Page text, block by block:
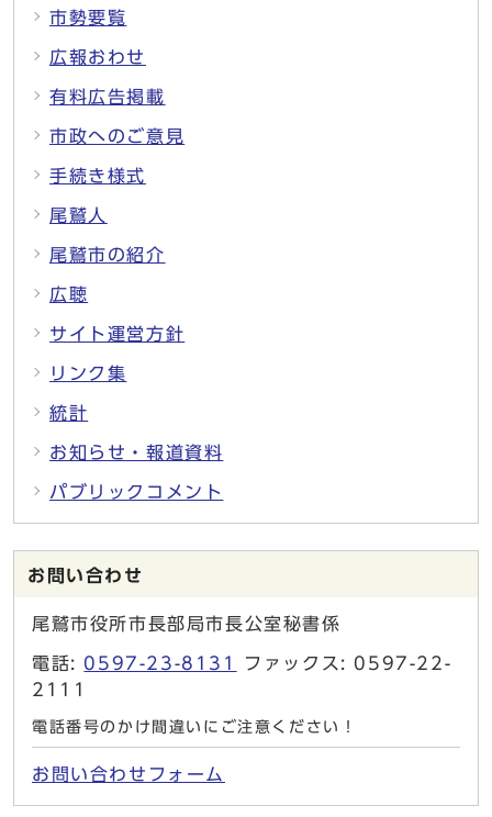
市勢要覧
広報おわせ
有料広告掲載
市政へのご意見
手続き様式
尾鷲人
尾鷲市の紹介
広聴
サイト運営方針
リンク集
統計
お知らせ・報道資料
パブリックコメント
お問い合わせ
尾鷲市役所市長部局市長公室秘書係
電話: 0597-23-8131
ファックス: 0597-22-
2111
電話番号のかけ間違いにご注意ください！
お問い合わせフォーム